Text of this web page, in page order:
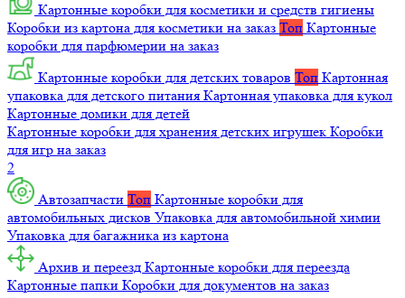
Картонные коробки для косметики и средств гигиены
Коробки из картона для косметики на заказ Топ Картонные
коробки для парфюмерии на заказ
Картонные коробки для детских товаров Топ Картонная
упаковка для детского питания Картонная упаковка для кукол
Картонные домики для детей
Картонные коробки для хранения детских игрушек Коробки
для игр на заказ
2
Автозапчасти Топ Картонные коробки для
автомобильных дисков Упаковка для автомобильной химии
Упаковка для багажника из картона
Архив и переезд Картонные коробки для переезда
Картонные папки Коробки для документов на заказ